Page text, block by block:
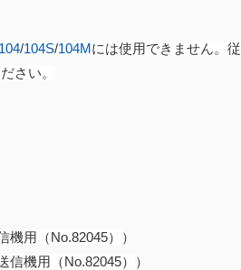
/104S/104Mには使用できません。従
さい。
用（No.82045）
）
機用（No.82045）
）